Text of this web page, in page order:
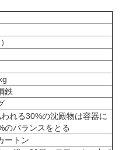
鉄
れる30%の沈殿物は容器に
のバランスをとる
ートン